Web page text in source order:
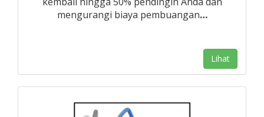
mengurangi biaya pembuangan…
Lihat